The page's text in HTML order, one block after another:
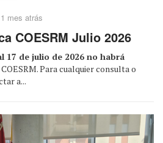
1 mes atrás
COESRM Julio 2026
17 de julio de 2026 no habrá
Para cualquier consulta o
a...